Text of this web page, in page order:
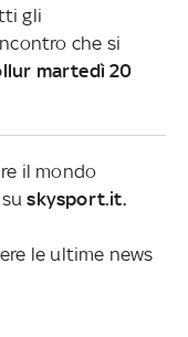
gli
che si
martedì 20
il mondo
suskysport.it.
le ultime news